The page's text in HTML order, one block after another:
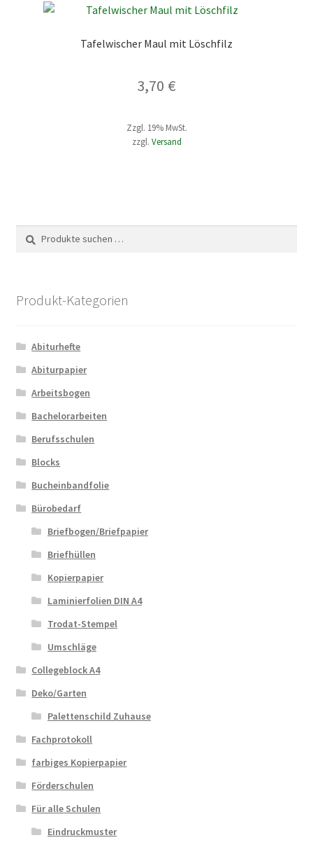
auf.
Optionen
Tafelwischer Maul mit Löschfilz
3,70 €
Zzgl. 19% MwSt.
zzgl. Versand
Suche
nach:
Suchen
Produkt-Kategorien
Abiturhefte
Abiturpapier
Arbeitsbogen
Bachelorarbeiten
Berufsschulen
Blocks
Bucheinbandfolie
Bürobedarf
Briefbogen/Briefpapier
Briefhüllen
Kopierpapier
Laminierfolien DIN A4
Trodat-Stempel
Umschläge
Collegeblock A4
Deko/Garten
Palettenschild Zuhause
Fachprotokoll
farbiges Kopierpapier
Förderschulen
Für alle Schulen
Eindruckmuster